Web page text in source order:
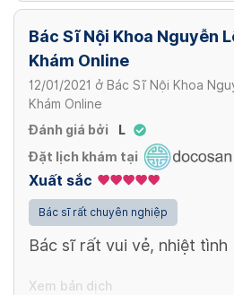
Bác Sĩ Nội Khoa Nguyễn
Khám Online
12/01/2021 ở Bác Sĩ Nội Khoa
Khám Online
Đánh giá bởi
L
Đặt lịch khám tại
Xuất sắc
Bác sĩ rất chuyên nghiệp
Bác sĩ rất vui vẻ, nhiệt tình
Xem bản dịch